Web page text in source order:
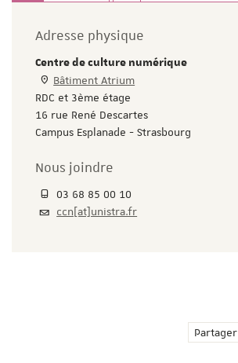
Adresse physique
Centre de culture numérique
Bâtiment Atrium
RDC et 3ème étage
16 rue René Descartes
Campus Esplanade - Strasbourg
Nous joindre
03 68 85 00 10
ccn[at]unistra.fr
Partager